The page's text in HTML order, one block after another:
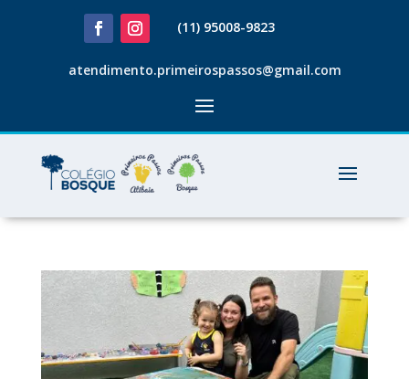
atendimento.primeirospassos@gmail.com
(11) 95008-9823